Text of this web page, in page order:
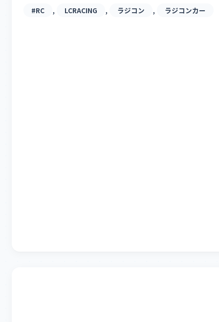
#RC , LCRACING , ラジコン , ラジコンカー